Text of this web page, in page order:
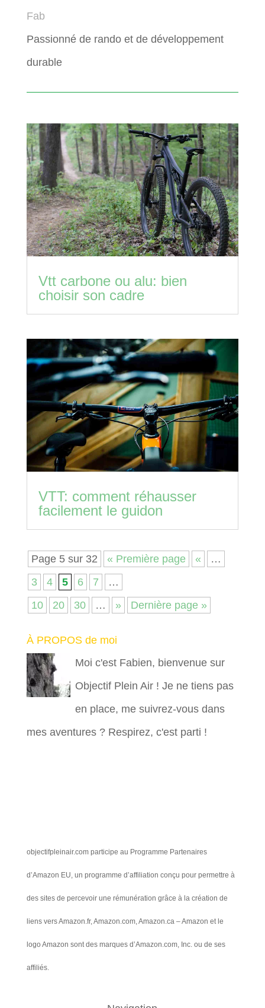
Fab
Passionné de rando et de développement
durable
Vtt carbone ou alu: bien
choisir son cadre
VTT: comment réhausser
facilement le guidon
Page 5 sur 32 « Première page «
…
3
4 5 6 7
…
10
20 30 … » Dernière page »
À PROPOS de moi
Moi c'est Fabien, bienvenue sur
Objectif Plein Air ! Je ne tiens pas
en place, me suivrez-vous dans
mes aventures ? Respirez, c'est parti !
objectifpleinair.com participe au Programme Partenaires
d’Amazon EU, un programme d’affiliation conçu pour permettre à
des sites de percevoir une rémunération grâce à la création de
liens vers Amazon.fr, Amazon.com, Amazon.ca – Amazon et le
logo Amazon sont des marques d’Amazon.com, Inc. ou de ses
affiliés.